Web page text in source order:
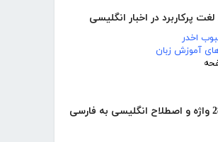
اخدر
آموزش زبان
دانلود کتاب 28000 واژه و اصطلاح انگلیسی به فارسی